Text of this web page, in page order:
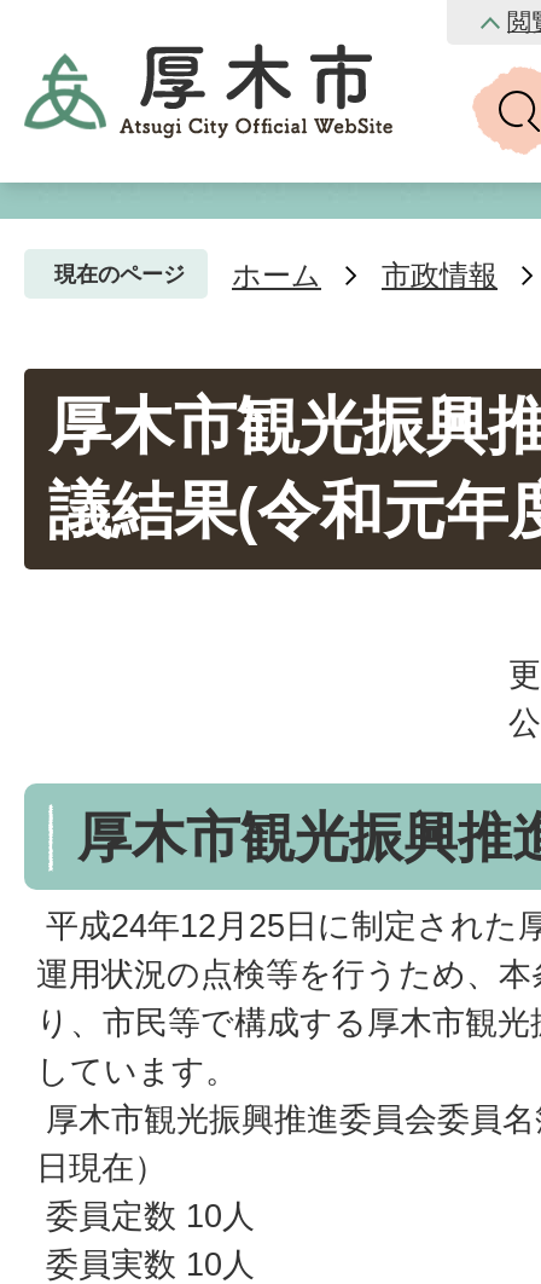
閲
現在のページ ホーム 市政情報
厚木市観光振興
議結果(令和元年
厚木市観光振興推
平成24年12月25日に制定された
運用状況の点検等を行うため、
り、市民等で構成する厚木市観
しています。
厚木市観光振興推進委員会委員
日現在）
委員定数 10人
委員実数 10人